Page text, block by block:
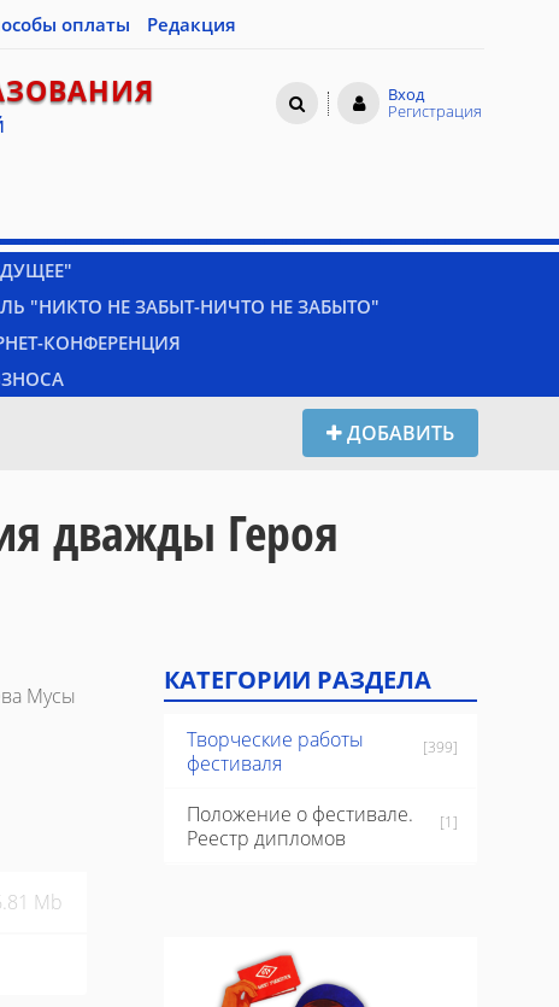
оплаты Редакция
Вход
Регистрация
"НИКТО НЕ ЗАБЫТ-НИЧТО НЕ ЗАБЫТО"
КОНФЕРЕНЦИЯ
ДОБАВИТЬ
дважды Героя
Мусы
Mb
КАТЕГОРИИ РАЗДЕЛА
Творческие работы
фестиваля
[399]
Положение о фестивале.
Реестр дипломов
[1]